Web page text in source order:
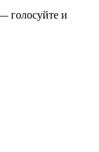
голосуйте и